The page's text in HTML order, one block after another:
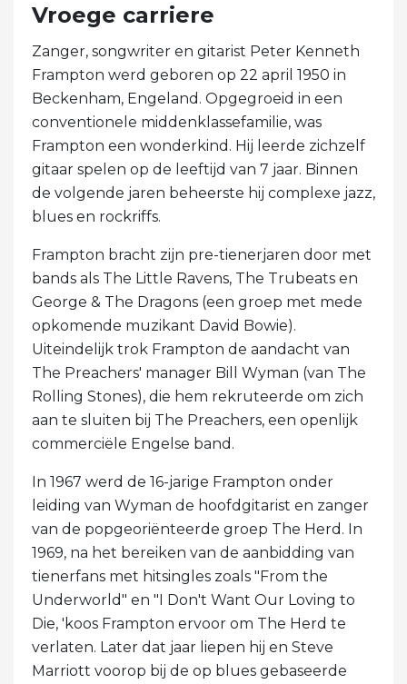
Vroege carriere
Zanger, songwriter en gitarist Peter Kenneth
Frampton werd geboren op 22 april 1950 in
Beckenham, Engeland. Opgegroeid in een
conventionele middenklassefamilie, was
Frampton een wonderkind. Hij leerde zichzelf
gitaar spelen op de leeftijd van 7 jaar. Binnen
de volgende jaren beheerste hij complexe jazz,
blues en rockriffs.
Frampton bracht zijn pre-tienerjaren door met
bands als The Little Ravens, The Trubeats en
George & The Dragons (een groep met mede
opkomende muzikant David Bowie).
Uiteindelijk trok Frampton de aandacht van
The Preachers' manager Bill Wyman (van The
Rolling Stones), die hem rekruteerde om zich
aan te sluiten bij The Preachers, een openlijk
commerciële Engelse band.
In 1967 werd de 16-jarige Frampton onder
leiding van Wyman de hoofdgitarist en zanger
van de popgeoriënteerde groep The Herd. In
1969, na het bereiken van de aanbidding van
tienerfans met hitsingles zoals "From the
Underworld" en "I Don't Want Our Loving to
Die, 'koos Frampton ervoor om The Herd te
verlaten. Later dat jaar liepen hij en Steve
Marriott voorop bij de op blues gebaseerde